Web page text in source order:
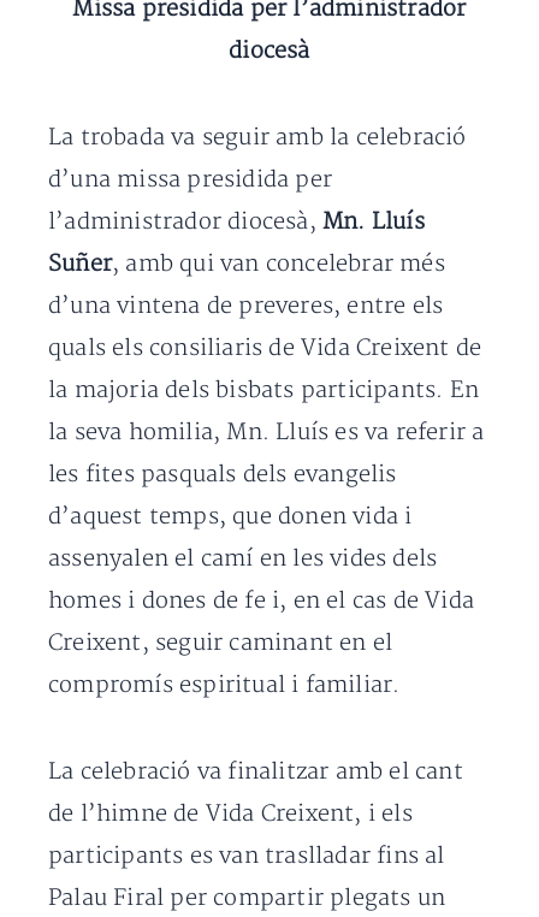
Missa presidida per l’administrador
diocesà
La trobada va seguir amb la celebració
d’una missa presidida per
l’administrador diocesà, Mn. Lluís
Suñer, amb qui van concelebrar més
d’una vintena de preveres, entre els
quals els consiliaris de Vida Creixent de
la majoria dels bisbats participants. En
la seva homilia, Mn. Lluís es va referir a
les fites pasquals dels evangelis
d’aquest temps, que donen vida i
assenyalen el camí en les vides dels
homes i dones de fe i, en el cas de Vida
Creixent, seguir caminant en el
compromís espiritual i familiar.
La celebració va finalitzar amb el cant
de l’himne de Vida Creixent, i els
participants es van traslladar fins al
Palau Firal per compartir plegats un